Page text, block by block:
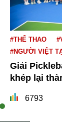
#THỂ THAO
#NGƯỜI VIỆT TẠI
Giải
khép lại
6793